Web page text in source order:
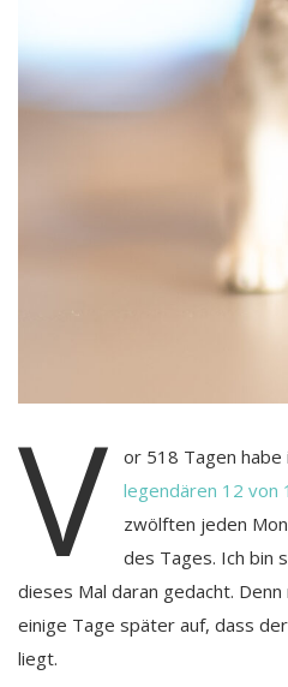
V or 518 Tagen habe
legendären 12 von
zwölften jeden
des Tages. Ich bin
dieses Mal daran gedacht.
einige Tage später auf, dass
liegt.